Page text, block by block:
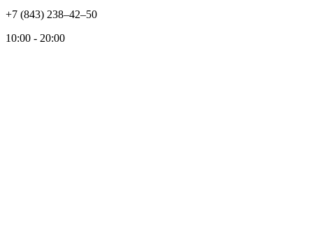
+7 (843) 238‒42‒50
10:00 - 20:00